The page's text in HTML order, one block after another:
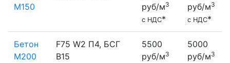
М150
руб/м3
с НДС*
руб/м3
с НДС*
Бетон
М200
F75 W2 П4, БСГ
В15
5500
руб/м3
5000
руб/м3